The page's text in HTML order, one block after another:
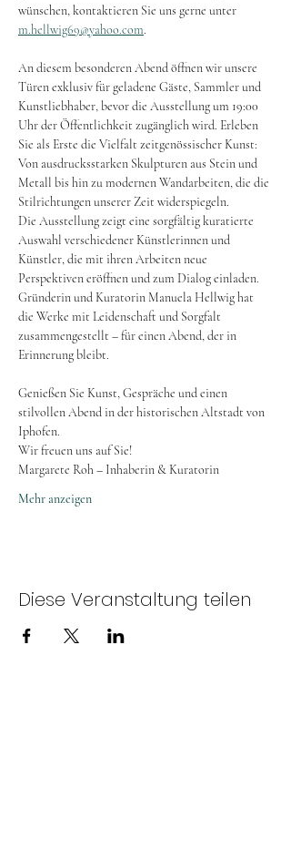
wünschen, kontaktieren Sie uns gerne unter
m.hellwig69@yahoo.com.
An diesem besonderen Abend öffnen wir unsere
Türen exklusiv für geladene Gäste, Sammler und
Kunstliebhaber, bevor die Ausstellung um 19:00
Uhr der Öffentlichkeit zugänglich wird. Erleben
Sie als Erste die Vielfalt zeitgenössischer Kunst:
Von ausdrucksstarken Skulpturen aus Stein und
Metall bis hin zu modernen Wandarbeiten, die die
Stilrichtungen unserer Zeit widerspiegeln.
Die Ausstellung zeigt eine sorgfältig kuratierte
Auswahl verschiedener Künstlerinnen und
Künstler, die mit ihren Arbeiten neue
Perspektiven eröffnen und zum Dialog einladen.
Gründerin und Kuratorin Manuela Hellwig hat
die Werke mit Leidenschaft und Sorgfalt
zusammengestellt – für einen Abend, der in
Erinnerung bleibt.
Genießen Sie Kunst, Gespräche und einen
stilvollen Abend in der historischen Altstadt von
Iphofen.
Wir freuen uns auf Sie!
Margarete Roh – Inhaberin & Kuratorin
Mehr anzeigen
Diese Veranstaltung teilen